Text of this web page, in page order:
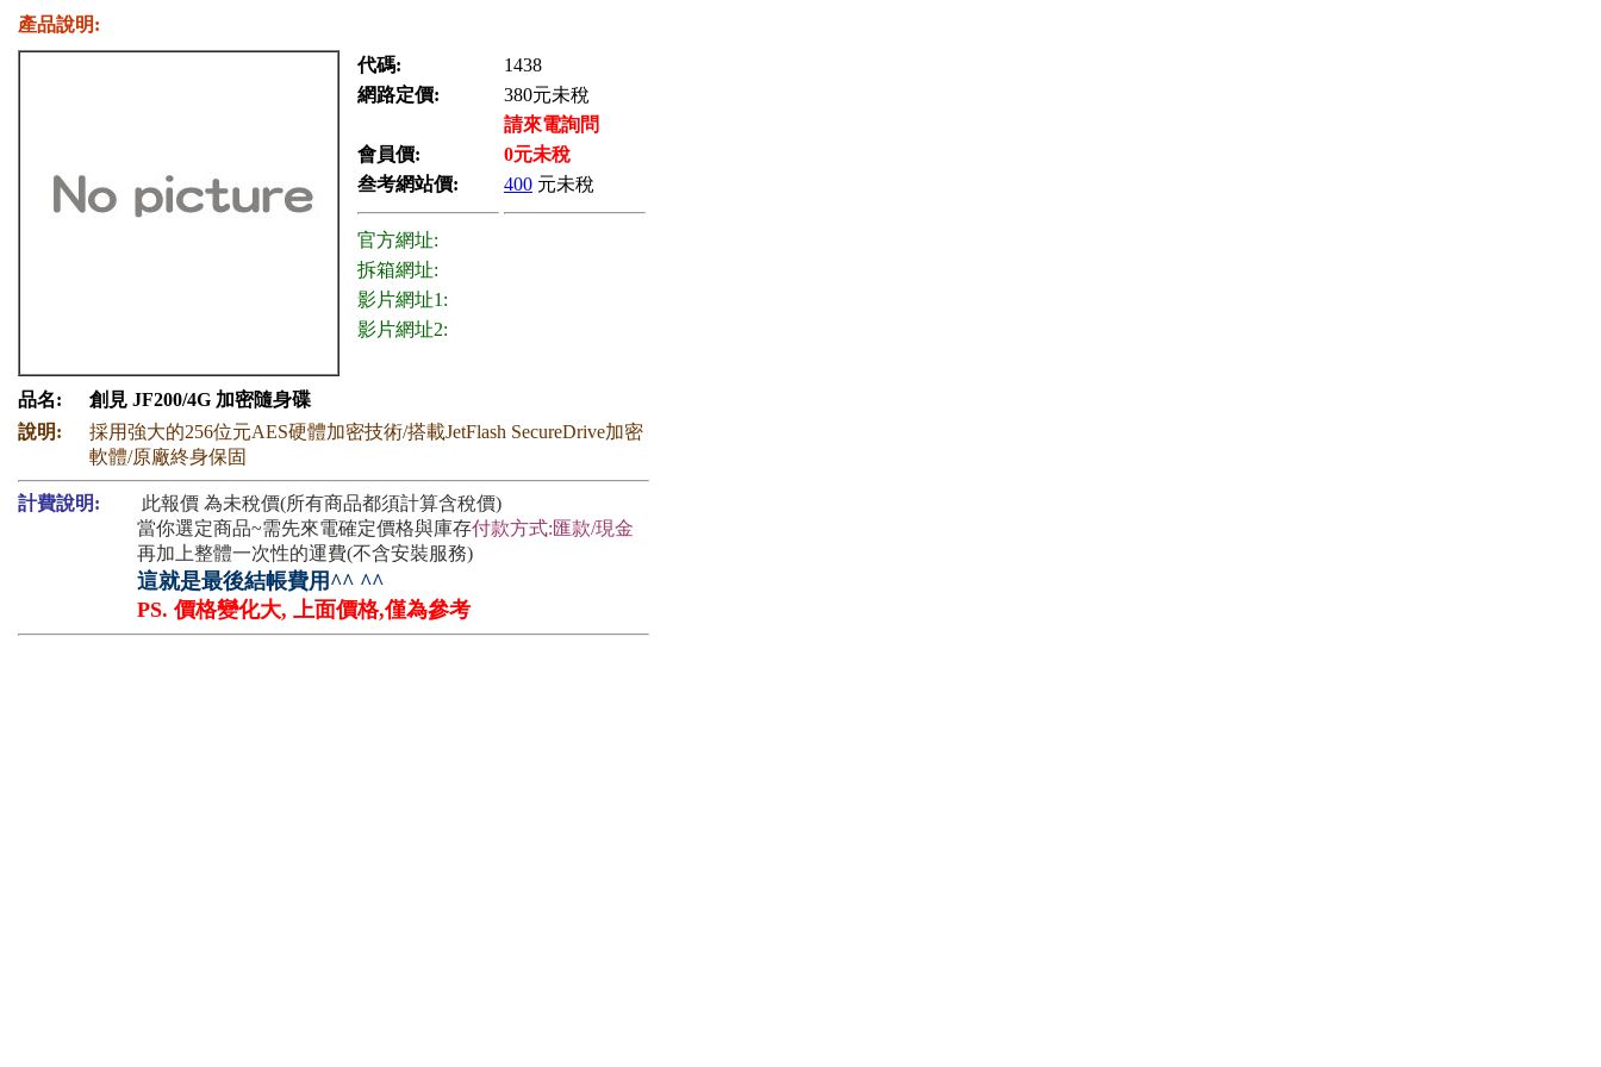
產品說明:
代碼:
1438
網路定價:
380元未稅
請來電詢問
會員價:
0元未稅
叁考網站價:
400 元未稅
官方網址:
拆箱網址:
影片網址1:
影片網址2:
品名:
創見 JF200/4G 加密隨身碟
說明:
採用強大的256位元AES硬體加密技術/搭載JetFlash SecureDrive加密
軟體/原廠終身保固
計費說明:
此報價 為未稅價(所有商品都須計算含稅價)
當你選定商品~需先來電確定價格與庫存付款方式:匯款/現金
再加上整體一次性的運費(不含安裝服務)
這就是最後結帳費用^^ ^^
PS. 價格變化大, 上面價格,僅為參考